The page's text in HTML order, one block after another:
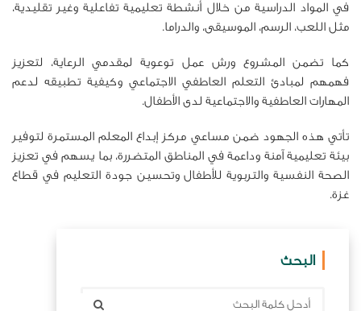
في المواد الدراسية من خلال أنشطة تعليمية تفاعلية وغير تقليدية،
مثل اللعب، الرسم، الموسيقى، والدراما.
كما تضمن المشروع ورش عمل توعوية لمقدمي الرعاية، لتعزيز
فهمهم لمبادئ التعلم العاطفي الاجتماعي وكيفية تطبيقه لدعم
المهارات العاطفية والاجتماعية لدى الأطفال.
تأتي هذه الجهود ضمن مساعي مركز إبداع المعلم المستمرة لتوفير
بيئة تعليمية آمنة وداعمة في المناطق المتضررة، بما يسهم في تعزيز
الصحة النفسية والتربوية للأطفال وتحسين جودة التعليم في قطاع
غزة.
البحث